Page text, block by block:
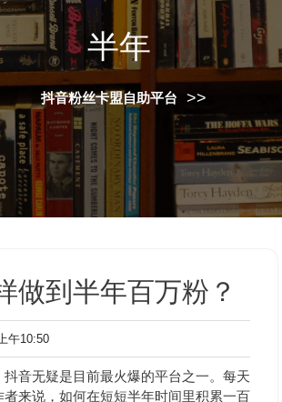
半年
抖音粉丝卡盟自助平台 >>
做到半年百万粉？
午10:50上
午
10:50
音无疑是目前最火爆的平台之一。每天
来说，如何在短短半年时间里积累一百